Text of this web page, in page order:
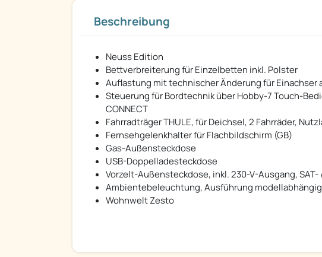
Beschreibung
Neuss Edition
Bettverbreiterung für Einzelbetten inkl. Polster
Auflastung mit technischer Änderung für
Steuerung für Bordtechnik über Hobby-7 Touch-
CONNECT
Fahrradträger THULE, für Deichsel, 2 Fahrräder,
Fernsehgelenkhalter für Flachbildschirm (GB)
Gas-Außensteckdose
USB-Doppelladesteckdose
Vorzelt-Außensteckdose, inkl. 230-V-Ausgang,
Ambientebeleuchtung, Ausführung modellabhängig
Wohnwelt Zesto